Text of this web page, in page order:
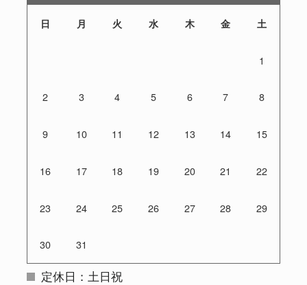
日 月 火 水 木 金 土
1
2 3 4 5 6 7 8
9 10 11 12 13 14 15
16 17 18 19 20 21 22
23 24 25 26 27 28 29
30 31
定休日：土日祝